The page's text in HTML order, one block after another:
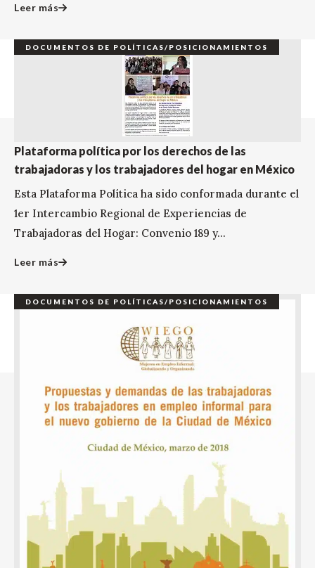
Leer más
DOCUMENTOS DE POLÍTICAS/POSICIONAMIENTOS
Plataforma política por los derechos de las
trabajadoras y los trabajadores del hogar en México
Esta Plataforma Política ha sido conformada durante el
1er Intercambio Regional de Experiencias de
Trabajadoras del Hogar: Convenio 189 y...
Leer más
DOCUMENTOS DE POLÍTICAS/POSICIONAMIENTOS